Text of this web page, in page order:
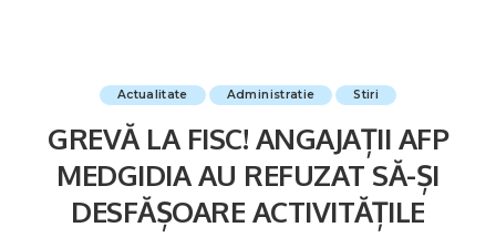
Actualitate Administratie Stiri
GREVĂ LA FISC! ANGAJAȚII AFP
MEDGIDIA AU REFUZAT SĂ-ȘI
DESFĂȘOARE ACTIVITĂȚILE